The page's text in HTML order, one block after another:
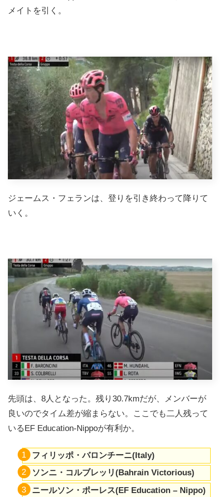
メイトを引く。
ジェームス・フェランは、登りを引き終わって降りて
いく。
先頭は、8人となった。残り30.7kmだが、メンバーが
良いのでタイム差が縮まらない。ここでも二人残って
いるEF Education-Nippoが有利か。
フィリッポ・バロンチーニ(Italy)
ソンニ・コルブレッリ(Bahrain Victorious)
ニールソン・ポーレス(EF Education – Nippo)